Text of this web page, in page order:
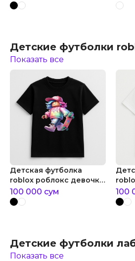
Детские футболки
Показать все
Детская футболка
roblox роблокс девочка
со скейтом
100 000 сум 100
Детские футболки
Показать все